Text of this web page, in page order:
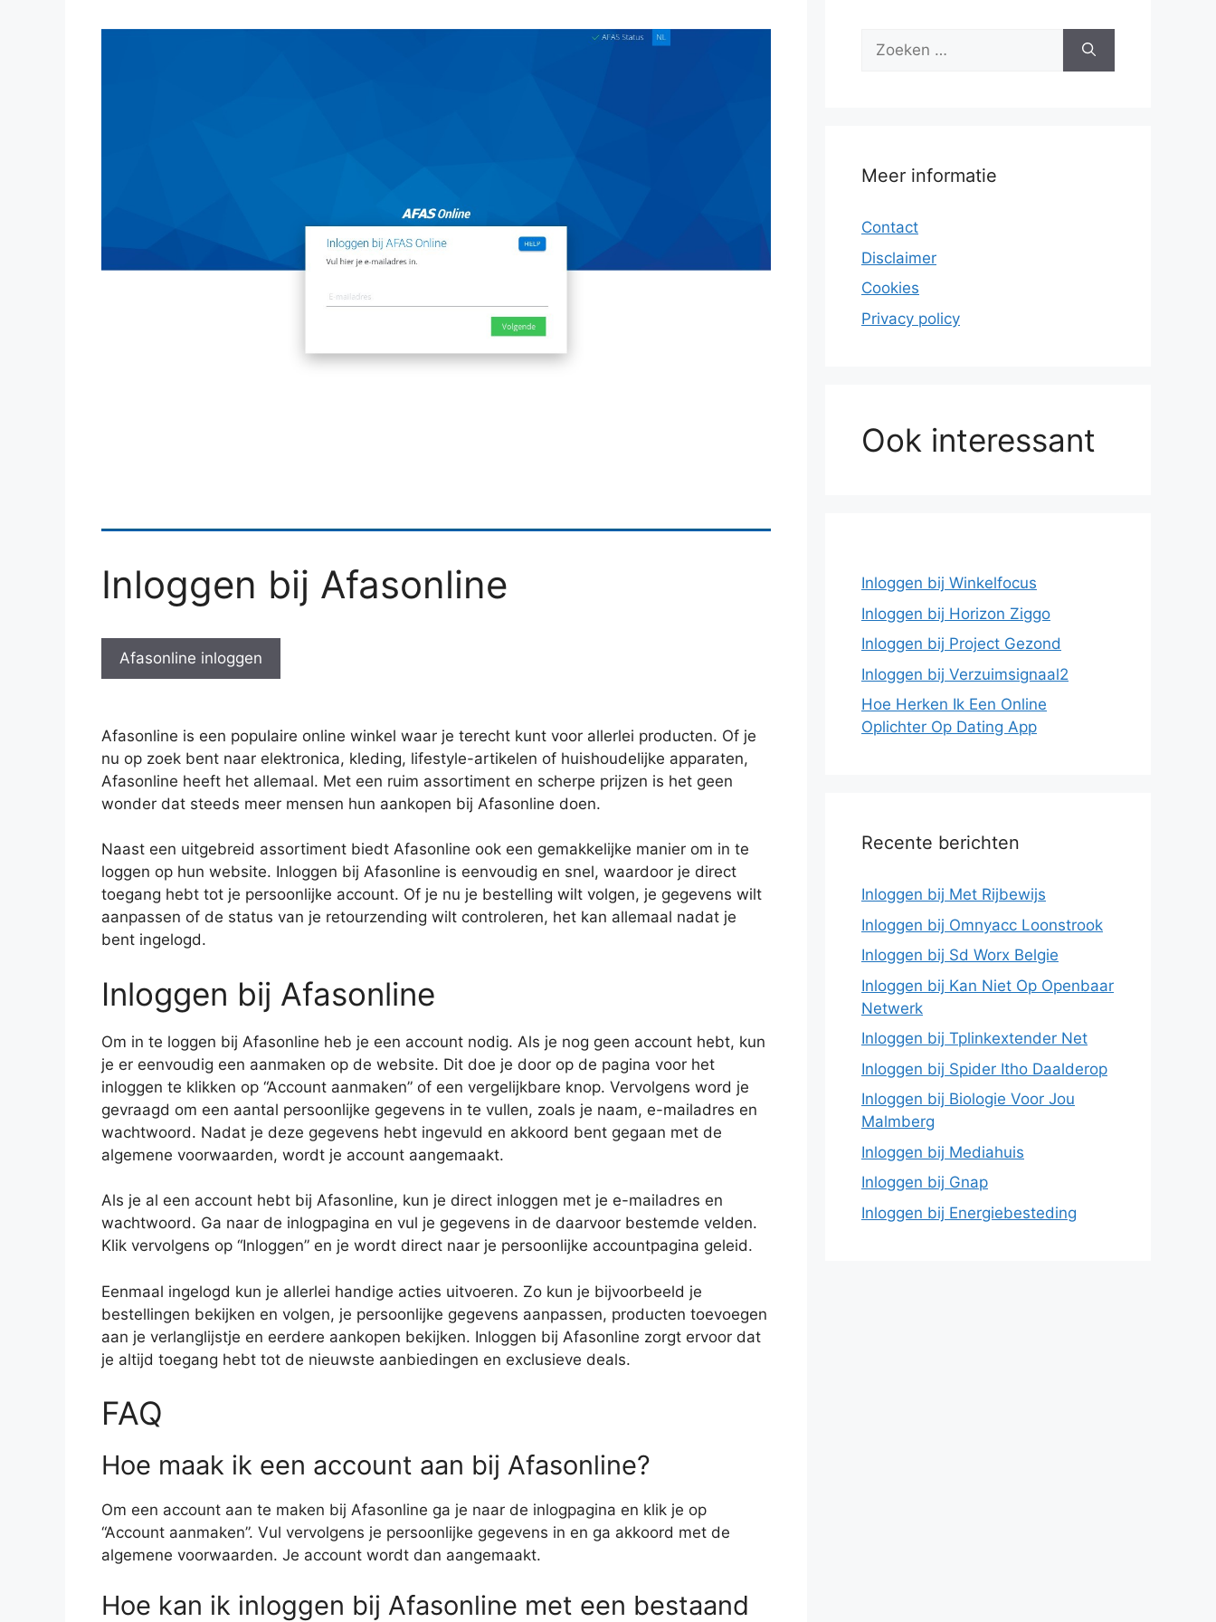
Inloggen bij Afasonline
Afasonline inloggen
Afasonline is een populaire online winkel waar je terecht kunt voor allerlei producten. Of je
nu op zoek bent naar elektronica, kleding, lifestyle-artikelen of huishoudelijke apparaten,
Afasonline heeft het allemaal. Met een ruim assortiment en scherpe prijzen is het geen
wonder dat steeds meer mensen hun aankopen bij Afasonline doen.
Naast een uitgebreid assortiment biedt Afasonline ook een gemakkelijke manier om in te
loggen op hun website. Inloggen bij Afasonline is eenvoudig en snel, waardoor je direct
toegang hebt tot je persoonlijke account. Of je nu je bestelling wilt volgen, je gegevens wilt
aanpassen of de status van je retourzending wilt controleren, het kan allemaal nadat je
bent ingelogd.
Inloggen bij Afasonline
Om in te loggen bij Afasonline heb je een account nodig. Als je nog geen account hebt, kun
je er eenvoudig een aanmaken op de website. Dit doe je door op de pagina voor het
inloggen te klikken op “Account aanmaken” of een vergelijkbare knop. Vervolgens word je
gevraagd om een aantal persoonlijke gegevens in te vullen, zoals je naam, e-mailadres en
wachtwoord. Nadat je deze gegevens hebt ingevuld en akkoord bent gegaan met de
algemene voorwaarden, wordt je account aangemaakt.
Als je al een account hebt bij Afasonline, kun je direct inloggen met je e-mailadres en
wachtwoord. Ga naar de inlogpagina en vul je gegevens in de daarvoor bestemde velden.
Klik vervolgens op “Inloggen” en je wordt direct naar je persoonlijke accountpagina geleid.
Eenmaal ingelogd kun je allerlei handige acties uitvoeren. Zo kun je bijvoorbeeld je
bestellingen bekijken en volgen, je persoonlijke gegevens aanpassen, producten toevoegen
aan je verlanglijstje en eerdere aankopen bekijken. Inloggen bij Afasonline zorgt ervoor dat
je altijd toegang hebt tot de nieuwste aanbiedingen en exclusieve deals.
FAQ
Hoe maak ik een account aan bij Afasonline?
Om een account aan te maken bij Afasonline ga je naar de inlogpagina en klik je op
“Account aanmaken”. Vul vervolgens je persoonlijke gegevens in en ga akkoord met de
algemene voorwaarden. Je account wordt dan aangemaakt.
Hoe kan ik inloggen bij Afasonline met een bestaand
Zoek
Meer informatie
Contact
Disclaimer
Cookies
Privacy policy
Ook interessant
Inloggen bij Winkelfocus
Inloggen bij Horizon Ziggo
Inloggen bij Project Gezond
Inloggen bij Verzuimsignaal2
Hoe Herken Ik Een Online
Oplichter Op Dating App
Recente berichten
Inloggen bij Met Rijbewijs
Inloggen bij Omnyacc Loonstrook
Inloggen bij Sd Worx Belgie
Inloggen bij Kan Niet Op Openbaar
Netwerk
Inloggen bij Tplinkextender Net
Inloggen bij Spider Itho Daalderop
Inloggen bij Biologie Voor Jou
Malmberg
Inloggen bij Mediahuis
Inloggen bij Gnap
Inloggen bij Energiebesteding